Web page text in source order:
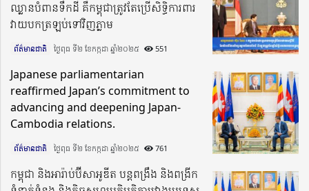
ឈ្លានបំពានទឹកដី គឺកម្ពុជាត្រូវតែប្រើសិទ្ធិការពារ
វាយបកត្រឡប់ទៅវិញភ្លាម
ព័ត៌មានជាតិ ថ្ងៃពុធ ទី២ ខែកក្កដា ឆ្នាំ២០២៥​ 551
Japanese parliamentarian
reaffirmed Japan’s commitment to
advancing and deepening Japan-
Cambodia relations.
ព័ត៌មានជាតិ ថ្ងៃពុធ ទី២ ខែកក្កដា ឆ្នាំ២០២៥​ 761
កម្ពុជា និងអារ៉ាប់ប៊ីសាអូឌីត បន្តពង្រឹង និងពង្រីក